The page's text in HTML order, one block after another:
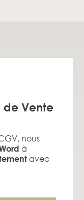
de Vente
nous
à
avec